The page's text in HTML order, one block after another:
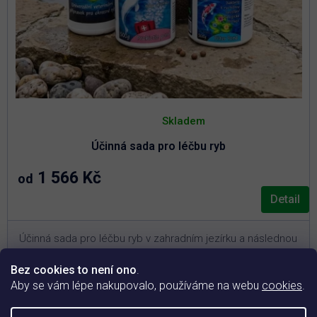
Bez cookies to není ono
Aby se vám lépe nakupovalo, používáme na webu cookies
Účinná sada pro léčbu ryb
hodnocení
5,0
Skladem
od 1 566 Kč
Detail
Účinná sada pro léčbu ryb v zahradním jezírku a následnou
podporu jejich kondice.
Pro jezírka o objemu 10 – 30 m
níže)
Akutní řešení při plísních, parazitech a bakteriálních